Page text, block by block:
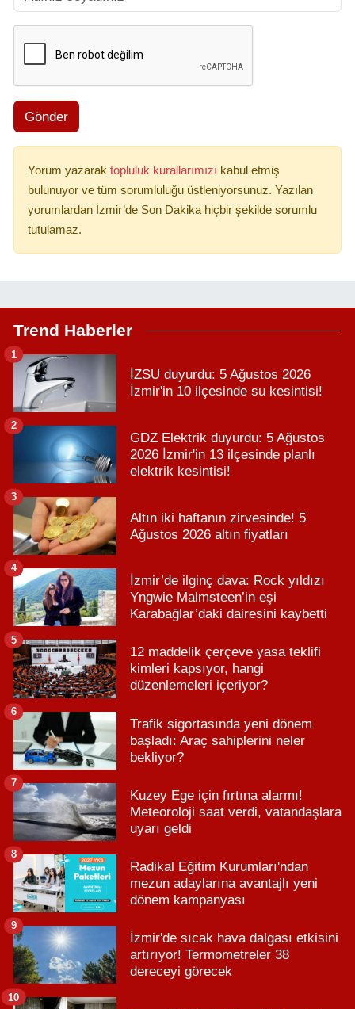
Gönder
Yorum yazarak topluluk kurallarımızı kabul etmiş
bulunuyor ve tüm sorumluluğu üstleniyorsunuz. Yazılan
yorumlardan İzmir’de Son Dakika hiçbir şekilde sorumlu
tutulamaz.
Trend Haberler
İZSU duyurdu: 5 Ağustos 2026
İzmir'in 10 ilçesinde su kesintisi!
1
GDZ Elektrik duyurdu: 5 Ağustos
2026 İzmir'in 13 ilçesinde planlı
elektrik kesintisi!
2
Altın iki haftanın zirvesinde! 5
Ağustos 2026 altın fiyatları
3
İzmir’de ilginç dava: Rock yıldızı
Yngwie Malmsteen’in eşi
Karabağlar’daki dairesini kaybetti
4
12 maddelik çerçeve yasa teklifi
kimleri kapsıyor, hangi
düzenlemeleri içeriyor?
5
Trafik sigortasında yeni dönem
başladı: Araç sahiplerini neler
bekliyor?
6
Kuzey Ege için fırtına alarmı!
Meteoroloji saat verdi, vatandaşlara
uyarı geldi
7
Radikal Eğitim Kurumları'ndan
mezun adaylarına avantajlı yeni
dönem kampanyası
8
İzmir'de sıcak hava dalgası etkisini
artırıyor! Termometreler 38
dereceyi görecek
9
10